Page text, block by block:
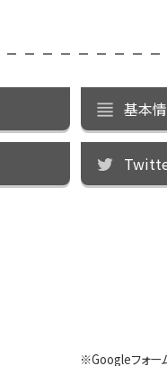
基本
※Googleフォー